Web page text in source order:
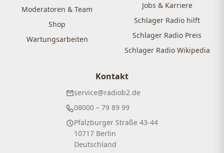
Moderatoren & Team
Shop
Wartungsarbeiten
Jobs & Karriere
Schlager Radio hilft
Schlager Radio Preis
Schlager Radio Wikipedia
Kontakt
service@radiob2.de
08000 – 79 89 99
Pfalzburger Straße 43-44
10717 Berlin
Deutschland